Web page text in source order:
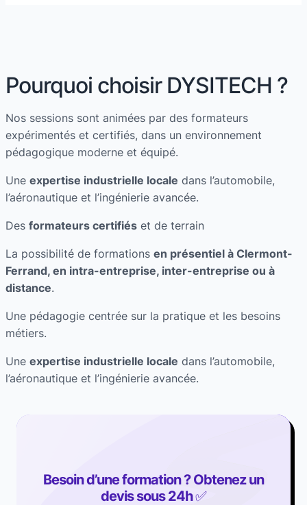
Pourquoi choisir DYSITECH ?
Nos sessions sont animées par des formateurs
expérimentés et certifiés, dans un environnement
pédagogique moderne et équipé.
Une expertise industrielle locale dans l’automobile,
l’aéronautique et l’ingénierie avancée.
Des formateurs certifiés et de terrain
La possibilité de formations en présentiel à Clermont-
Ferrand, en intra-entreprise, inter-entreprise ou à
distance.
Une pédagogie centrée sur la pratique et les besoins
métiers.
Une expertise industrielle locale dans l’automobile,
l’aéronautique et l’ingénierie avancée.
Besoin d’une formation ? Obtenez un
devis sous 24h✅